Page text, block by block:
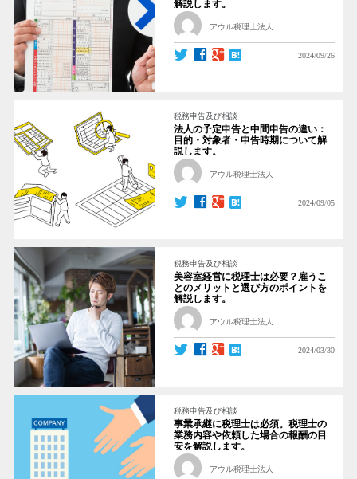
解説します。
アウル税理士法人
2024/09/26
税務申告及び相談
法人の予定申告と中間申告の違い：
目的・対象者・申告時期について解
説します。
アウル税理士法人
2024/09/05
税務申告及び相談
美容室経営に税理士は必要？雇うこ
とのメリットと選び方のポイントを
解説します。
アウル税理士法人
2024/03/30
税務申告及び相談
事業承継に税理士は必須。税理士の
業務内容や依頼した場合の報酬の目
安を解説します。
アウル税理士法人